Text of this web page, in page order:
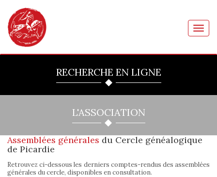
RECHERCHE EN LIGNE
L'ASSOCIATION
Assemblées générales du Cercle généalogique
de Picardie
Retrouvez ci-dessous les derniers comptes-rendus des assemblées
générales du cercle, disponibles en consultation.